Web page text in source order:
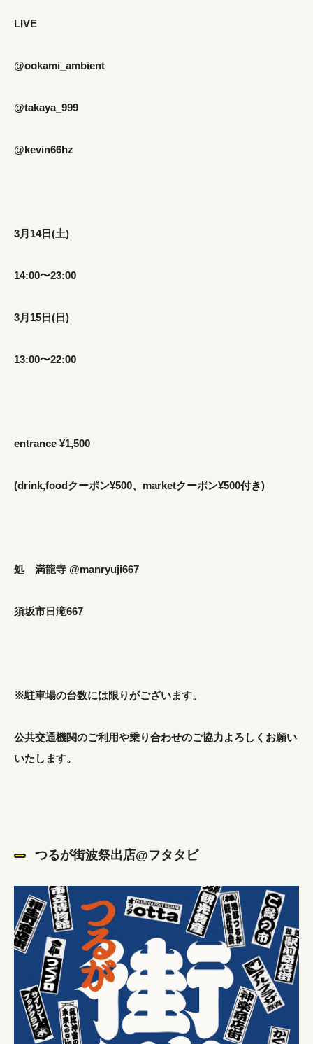
LIVE
@ookami_ambient
@takaya_999
@kevin66hz
3月14日(土)
14:00〜23:00
3月15日(日)
13:00〜22:00
entrance ¥1,500
(drink,foodクーポン¥500、marketクーポン¥500付き)
処 満龍寺 @manryuji667
須坂市日滝667
※駐車場の台数には限りがございます。
公共交通機関のご利用や乗り合わせのご協力よろしくお願い
いたします。
つるが街波祭出店@フタタビ